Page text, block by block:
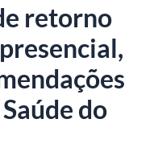
retorno
do